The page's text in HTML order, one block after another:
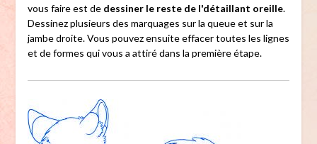
vous faire est de dessiner le reste de l'détaillant oreille.
Dessinez plusieurs des marquages ​​sur la queue et sur la
jambe droite. Vous pouvez ensuite effacer toutes les lignes
et de formes qui vous a attiré dans la première étape.